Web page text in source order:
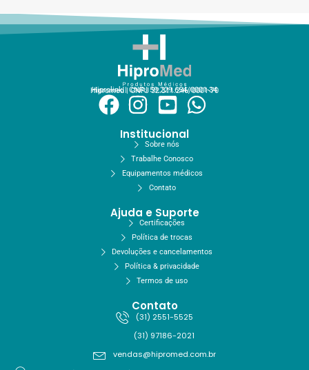
Hiprolink | CNPJ 59.229.654/0001-34
Hipromed | CNPJ 32.311.246/0001-70
Institucional
Sobre nós
Trabalhe Conosco
Equipamentos médicos
Contato
Ajuda e Suporte
Certificações
Política de trocas
Devoluções e cancelamentos
Política & privacidade
Termos de uso
Contato
(31) 2551-5525
(31) 97186-2021
vendas@hipromed.com.br